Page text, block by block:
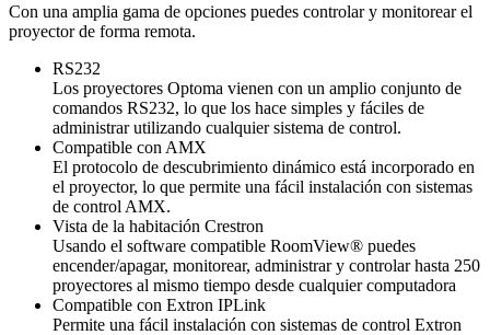
Con una amplia gama de opciones puedes controlar y monitorear el
proyector de forma remota.
RS232
Los proyectores Optoma vienen con un amplio conjunto de
comandos RS232, lo que los hace simples y fáciles de
administrar utilizando cualquier sistema de control.
Compatible con AMX
El protocolo de descubrimiento dinámico está incorporado en
el proyector, lo que permite una fácil instalación con sistemas
de control AMX.
Vista de la habitación Crestron
Usando el software compatible RoomView® puedes
encender/apagar, monitorear, administrar y controlar hasta 250
proyectores al mismo tiempo desde cualquier computadora
Compatible con Extron IPLink
Permite una fácil instalación con sistemas de control Extron